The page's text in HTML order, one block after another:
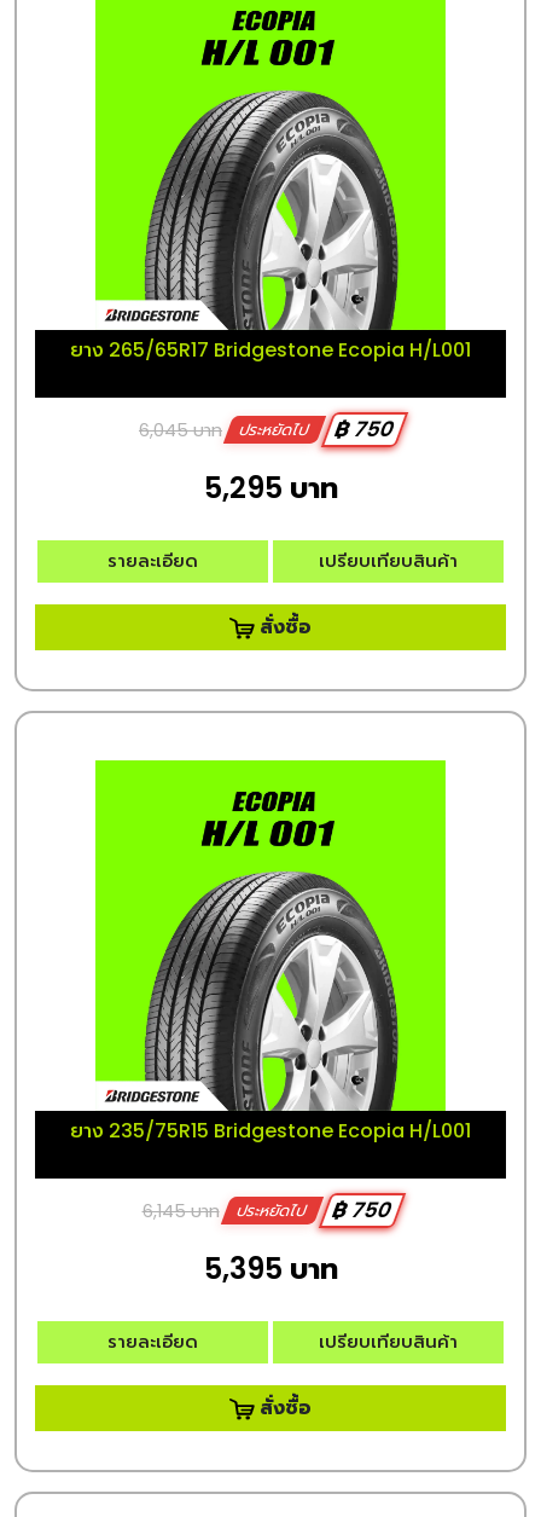
ยาง 265/65R17 Bridgestone Ecopia H/L001
6,045 บาท ประหยัดไป ฿ 750
5,295 บาท
รายละเอียด เปรียบเทียบสินค้า
สั่งซื้อ
ยาง 235/75R15 Bridgestone Ecopia H/L001
6,145 บาท ประหยัดไป ฿ 750
5,395 บาท
รายละเอียด เปรียบเทียบสินค้า
สั่งซื้อ